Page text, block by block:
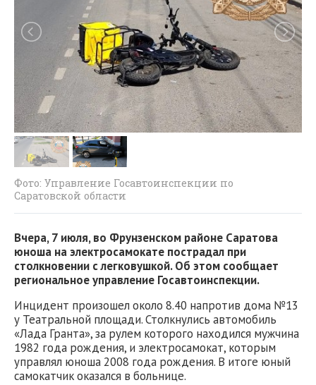
Фото: Управление Госавтоинспекции по
Саратовской области
Вчера, 7 июля, во Фрунзенском районе Саратова
юноша на электросамокате пострадал при
столкновении с легковушкой. Об этом сообщает
региональное управление Госавтоинспекции.
Инцидент произошел около 8.40 напротив дома №13
у Театральной площади. Столкнулись автомобиль
«Лада Гранта», за рулем которого находился мужчина
1982 года рождения, и электросамокат, которым
управлял юноша 2008 года рождения. В итоге юный
самокатчик оказался в больнице.